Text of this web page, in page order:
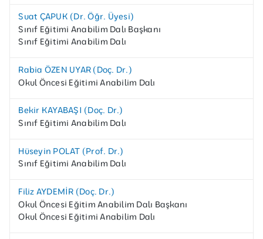
Suat ÇAPUK (Dr. Öğr. Üyesi)
Sınıf Eğitimi Anabilim Dalı Başkanı
Sınıf Eğitimi Anabilim Dalı
Rabia ÖZEN UYAR (Doç. Dr.)
Okul Öncesi Eğitimi Anabilim Dalı
Bekir KAYABAŞI (Doç. Dr.)
Sınıf Eğitimi Anabilim Dalı
Hüseyin POLAT (Prof. Dr.)
Sınıf Eğitimi Anabilim Dalı
Filiz AYDEMİR (Doç. Dr.)
Okul Öncesi Eğitim Anabilim Dalı Başkanı
Okul Öncesi Eğitimi Anabilim Dalı